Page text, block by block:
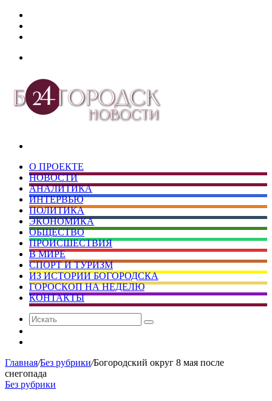
О ПРОЕКТЕ
НОВОСТИ
АНАЛИТИКА
ИНТЕРВЬЮ
ПОЛИТИКА
ЭКОНОМИКА
ОБЩЕСТВО
ПРОИСШЕСТВИЯ
В МИРЕ
СПОРТ И ТУРИЗМ
ИЗ ИСТОРИИ БОГОРОДСКА
ГОРОСКОП НА НЕДЕЛЮ
КОНТАКТЫ
Искать
Главная/Без рубрики/Богородский округ 8 мая после
снегопада
Без рубрики